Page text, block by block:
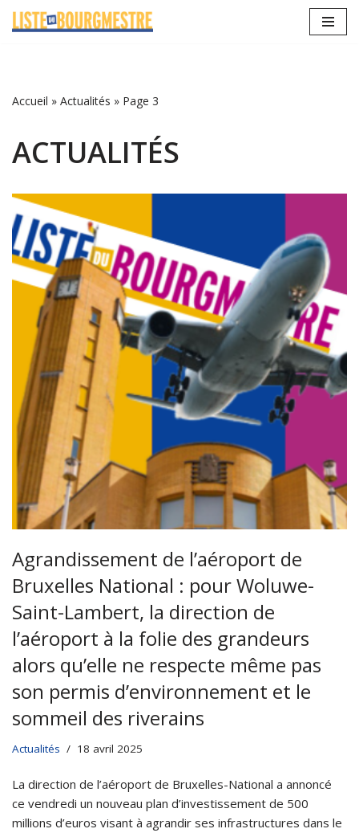
Accueil » Actualités » Page 3
ACTUALITÉS
Agrandissement de l’aéroport de
Bruxelles National : pour Woluwe-
Saint-Lambert, la direction de
l’aéroport à la folie des grandeurs
alors qu’elle ne respecte même pas
son permis d’environnement et le
sommeil des riverains
Actualités 18 avril 2025
La direction de l’aéroport de Bruxelles-National a annoncé
ce vendredi un nouveau plan d’investissement de 500
millions d’euros visant à agrandir ses infrastructures dans le